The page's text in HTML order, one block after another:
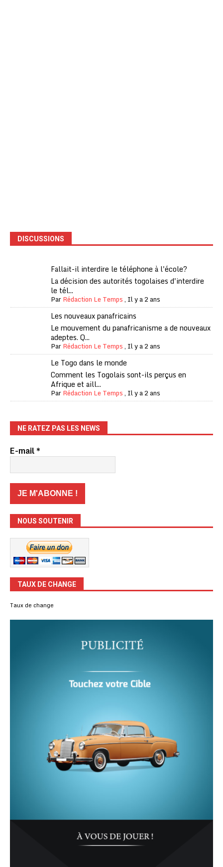
DISCUSSIONS
Fallait-il interdire le téléphone à l'école?
La décision des autorités togolaises d'interdire
le tél...
ParRédaction Le Temps, Il y a 2 ans
Les nouveaux panafricains
Le mouvement du panafricanisme a de nouveaux
adeptes. Q...
ParRédaction Le Temps, Il y a 2 ans
Le Togo dans le monde
Comment les Togolais sont-ils perçus en
Afrique et aill...
ParRédaction Le Temps, Il y a 2 ans
NE RATEZ PAS LES NEWS
E-mail*
NOUS SOUTENIR
TAUX DE CHANGE
Taux de change